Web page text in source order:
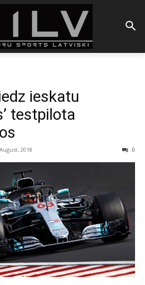
ieskatu
testpilota
2018 0